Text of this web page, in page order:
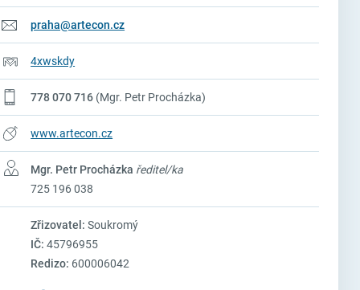
praha@artecon.cz
4xwskdy
778 070 716 (Mgr. Petr Procházka)
www.artecon.cz
Mgr. Petr Procházka ředitel/ka
725 196 038
Zřizovatel: Soukromý
IČ: 45796955
Redizo: 600006042